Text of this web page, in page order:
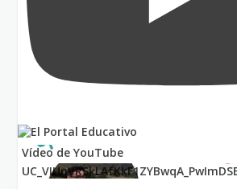
Vídeo de YouTube